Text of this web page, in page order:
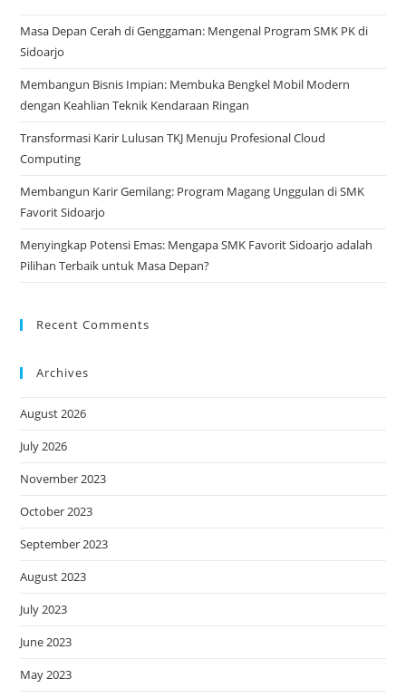
Masa Depan Cerah di Genggaman: Mengenal Program SMK PK di
Sidoarjo
Membangun Bisnis Impian: Membuka Bengkel Mobil Modern
dengan Keahlian Teknik Kendaraan Ringan
Transformasi Karir Lulusan TKJ Menuju Profesional Cloud
Computing
Membangun Karir Gemilang: Program Magang Unggulan di SMK
Favorit Sidoarjo
Menyingkap Potensi Emas: Mengapa SMK Favorit Sidoarjo adalah
Pilihan Terbaik untuk Masa Depan?
Recent Comments
Archives
August 2026
July 2026
November 2023
October 2023
September 2023
August 2023
July 2023
June 2023
May 2023